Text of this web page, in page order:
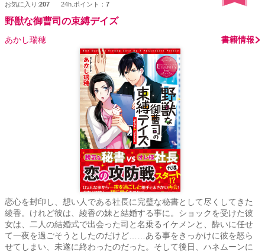
お気に入り:207 24h.ポイント： 7
野獣な御曹司の束縛デイズ
あかし瑞穂 書籍情報
恋心を封印し、想い人である社長に完璧な秘書として尽くしてきた
綾香。けれど彼は、綾香の妹と結婚する事に。ショックを受けた彼
女は、二人の結婚式で出会った司と名乗るイケメンと、酔いに任せ
て一夜を過ごそうとしたのだけど……ある事をきっかけに彼を怒ら
せてしまい、未遂に終わったのだった。そして後日、ハネムーンに